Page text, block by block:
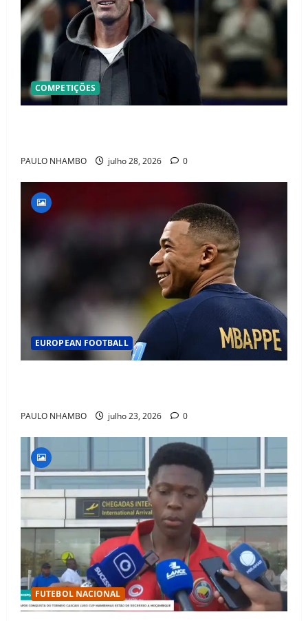
COMPETIÇÕES
PAULO NHAMBO julho 28, 2026 0
EUROPEAN FOOTBALL
PAULO NHAMBO julho 23, 2026 0
FUTEBOL NACIONAL